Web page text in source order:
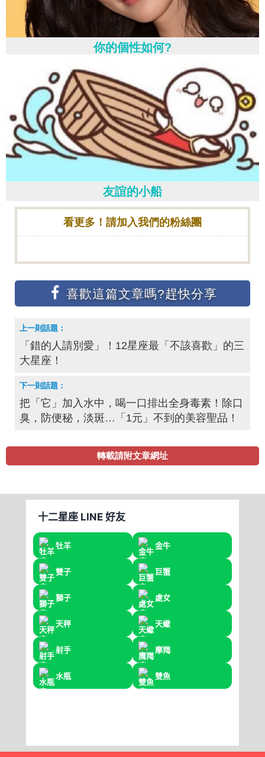
你的個性如何?
友誼的小船
看更多！請加入我們的粉絲團
「錯的人請別愛」！12星座最「不該喜歡」的三
大星座！
把「它」加入水中，喝一口排出全身毒素！除口
臭，防便秘，淡斑…「1元」不到的美容聖品！
轉載請附文章網址